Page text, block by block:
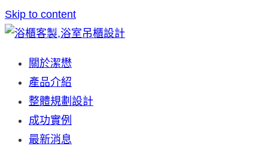
Skip to content
關於潔懋
產品介紹
整體規劃設計
成功實例
最新消息